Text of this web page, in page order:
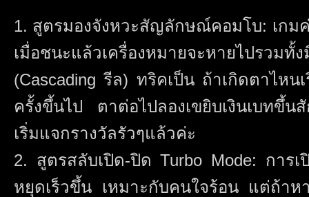
1. สูตรมองจังหวะสัญลักษณ์คอมโบ: เกม
เมื่อชนะแล้วเครื่องหมายจะหายไปรวม
(Cascading รีล) ทริคเป็น ถ้าเกิดตาไหน
ครั้งขึ้นไป ตาต่อไปลองเขยิบเงินเบทขึ้น
เริ่มแจกรางวัลรัวๆแล้วค่ะ
2. สูตรสลับเปิด-ปิด Turbo Mode: การเ
หยุดเร็วขึ้น เหมาะกับคนใจร้อน แต่ถ้า